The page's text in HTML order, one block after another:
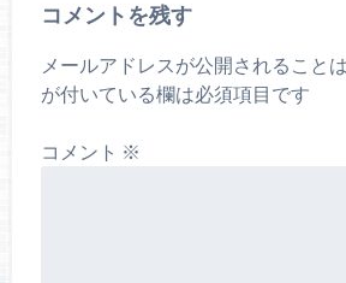
コメントを残す
メールアドレスが公開されること
が付いている欄は必須項目です
コメント ※